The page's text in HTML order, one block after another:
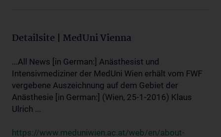
Detailsite | MedUni Vienna
...All News [in German:] Anästhesist und
Intensivmediziner der MedUni Wien erhält vom FWF
vergebene Auszeichnung auf dem Gebiet der
Anästhesie [in German:] (Wien, 25-1-2016) Klaus
Ulrich ...
https://www.meduniwien.ac.at/web/en/about-